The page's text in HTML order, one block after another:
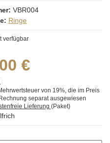
VBR004
Ringe
verfügbar
€
von 19%, die im Preis
separat ausgewiesen
Lieferung (Paket)